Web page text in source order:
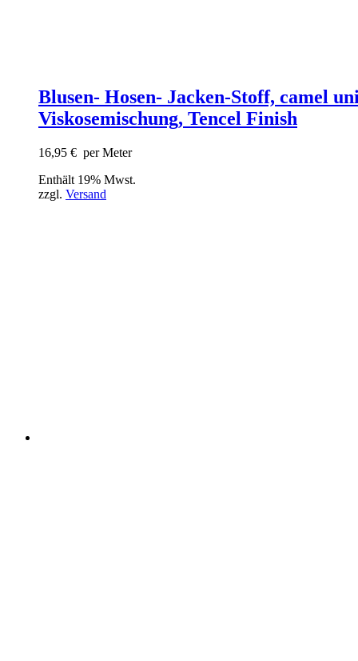
Blusen- Hosen- Jacken-Stoff, camel
Viskosemischung, Tencel Finish
16,95 € per Meter
Enthält 19% Mwst.
zzgl. Versand